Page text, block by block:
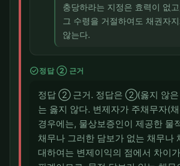
충당하라는 지정은 효력이 없
그 수령을 거절하여도 채권자
않는다.
check_circle정답 ② 근거
정답 ② 근거. 정답은 ②(옳지 않
는 옳지 않다. 변제자가 주채무자(
경우에는, 물상보증인이 제공한 물
채무나 그러한 담보가 없는 채무나
대하여는 변제이익의 점에서 차이